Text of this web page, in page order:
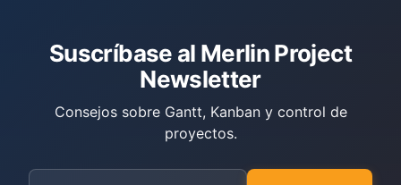
Suscríbase al Merlin Project
Newsletter
Consejos sobre Gantt, Kanban y control de
proyectos.